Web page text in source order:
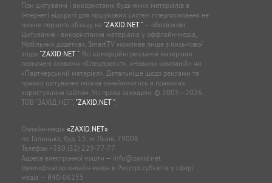
При цитуванні і використанні будь-яких матеріалів в
Інтернеті відкриті для пошукових систем гіперпосилання не
нижче першого абзацу на "ZAXID.NET "— обов’язкові.
Цитування і використання матеріалів у оффлайн-медіа,
Мобільних додатках, SmartTV можливе лише з письмової
згоди "ZAXID.NET ". Всі комерційні рекламні матеріали
позначені словами «Спецпроєкт», «Новини компаній» чи
«Партнерський матеріал». Детальніше щодо реклами та
правил цитування можна ознайомитись в правилах
користування сайтом. Усі права захищені. © 2005—2026,
ТОВ “ЗАХІД.НЕТ”, "ZAXID.NET ".
Онлайн-медіа «ZAXID.NET»
пл. Галицька, буд. 15, м. Львів, 79008
Телефон +380 (32) 229-77-77
Адреса електронної пошти — info@zaxid.net
Ідентифікатор онлайн-медіа в Реєстрі суб'єктів у сфері
медіа — R40-06155